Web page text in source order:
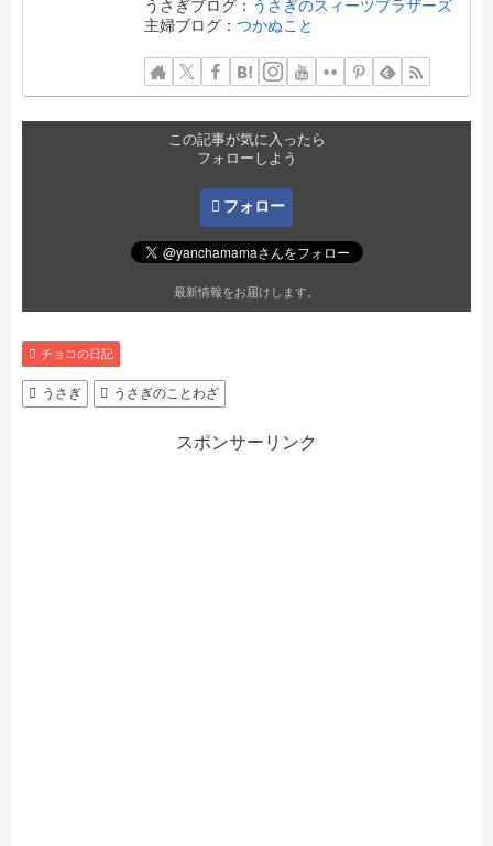
うさぎブログ： うさぎのスィーツブラザーズ
主婦ブログ： つかぬこと
この記事が気に入ったら
フォローしよう
フォロー
最新情報をお届けします。
チョコの日記
うさぎ うさぎのことわざ
スポンサーリンク